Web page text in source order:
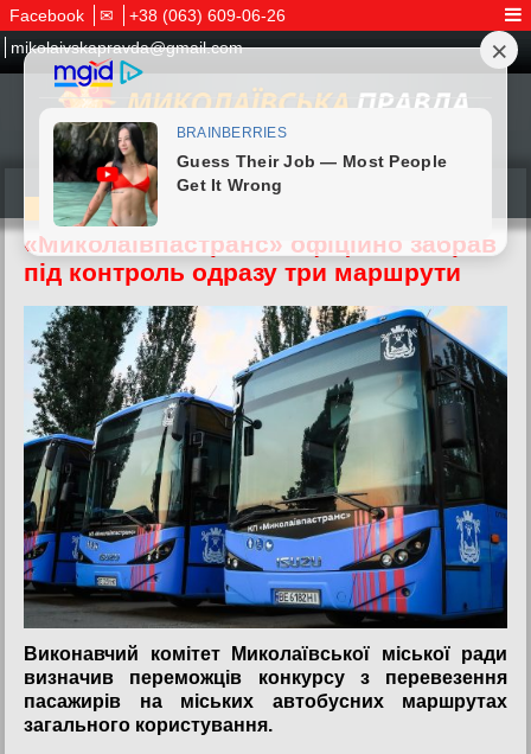
Facebook ✉
+38 (063) 609-06-26
mikolaivskapravda@gmail.com
08.07.2026
«Миколаївпастранс» офіційно забрав
під контроль одразу три маршрути
Виконавчий комітет Миколаївської міської ради
визначив переможців конкурсу з перевезення
пасажирів на міських автобусних маршрутах
загального користування.